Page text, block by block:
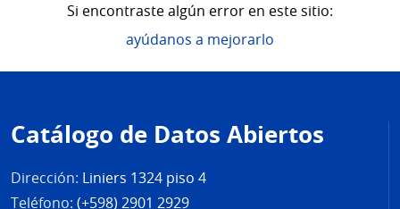
Si encontraste algún error en este sitio:
ayúdanos a mejorarlo
de
página
Catálogo de Datos Abiertos
Dirección: Liniers 1324 piso 4
Teléfono: (+598) 2901 2929